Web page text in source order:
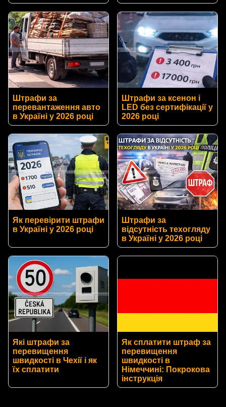
Штрафи за
перевантаження авто
в Україні у 2026 році
Штрафи за ксенон і
LED без сертифікації у
2026 році
Як перевірити штрафи
в Україні у 2026 році
Штрафи за
відсутність техогляду
в Україні у 2026 році
Які штрафи за
перевищення
швидкості в Чехії і як
їх сплатити
Як сплатити штраф за
перевищення
швидкості в
Німеччині: Покрокова
інструкція